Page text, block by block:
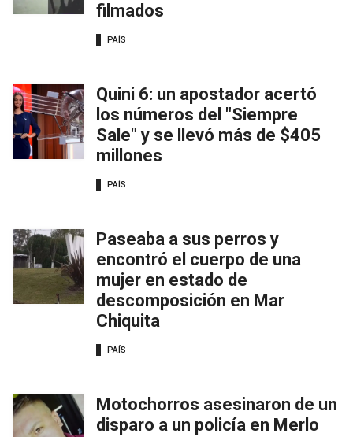
filmados
PAÍS
Quini 6: un apostador acertó
los números del "Siempre
Sale" y se llevó más de $405
millones
PAÍS
Paseaba a sus perros y
encontró el cuerpo de una
mujer en estado de
descomposición en Mar
Chiquita
PAÍS
Motochorros asesinaron de un
disparo a un policía en Merlo